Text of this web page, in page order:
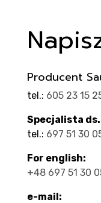
Producent
tel.: 605 23 15
Specjalista
tel.: 697 51 30
For english:
+48 697 51 30
e-mail: